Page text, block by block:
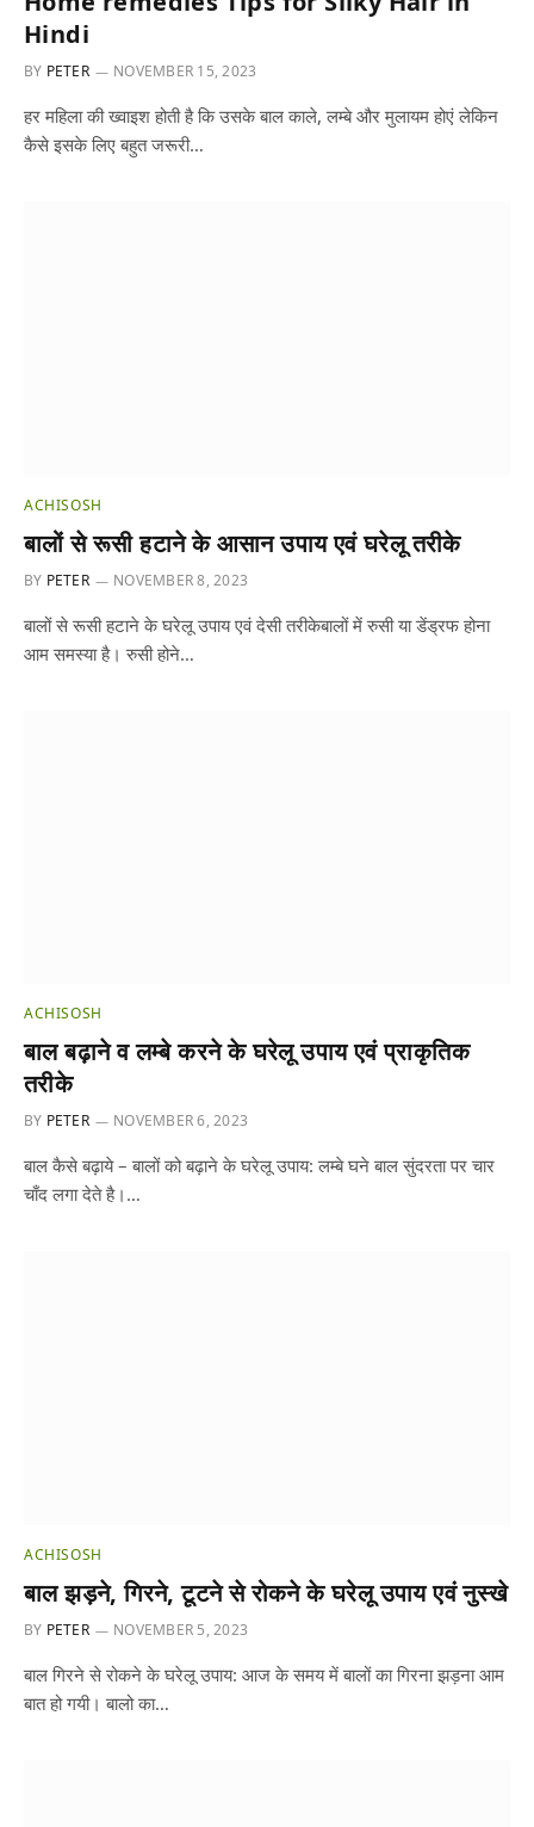
Hindi
BY PETER NOVEMBER 15, 2023
हर महिला की ख्वाइश होती है कि उसके बाल काले, लम्बे और मुलायम होएं लेकिन
कैसे इसके लिए बहुत जरूरी…
ACHISOSH
बालों से रूसी हटाने के आसान उपाय एवं घरेलू तरीके
BY PETER NOVEMBER 8, 2023
बालों से रूसी हटाने के घरेलू उपाय एवं देसी तरीकेबालों में रुसी या डेंड्रफ होना
आम समस्या है। रुसी होने…
ACHISOSH
बाल बढ़ाने व लम्बे करने के घरेलू उपाय एवं प्राकृतिक
तरीके
BY PETER NOVEMBER 6, 2023
बाल कैसे बढ़ाये – बालों को बढ़ाने के घरेलू उपाय: लम्बे घने बाल सुंदरता पर चार
चाँद लगा देते है।…
ACHISOSH
बाल झड़ने, गिरने, टूटने से रोकने के घरेलू उपाय एवं नुस्खे
BY PETER NOVEMBER 5, 2023
बाल गिरने से रोकने के घरेलू उपाय: आज के समय में बालों का गिरना झड़ना आम
बात हो गयी। बालो का…